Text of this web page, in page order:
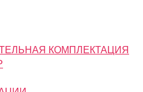
КОМПЛЕКТАЦИЯ